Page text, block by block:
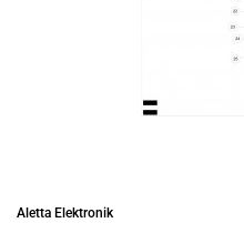
Aletta Elektronik